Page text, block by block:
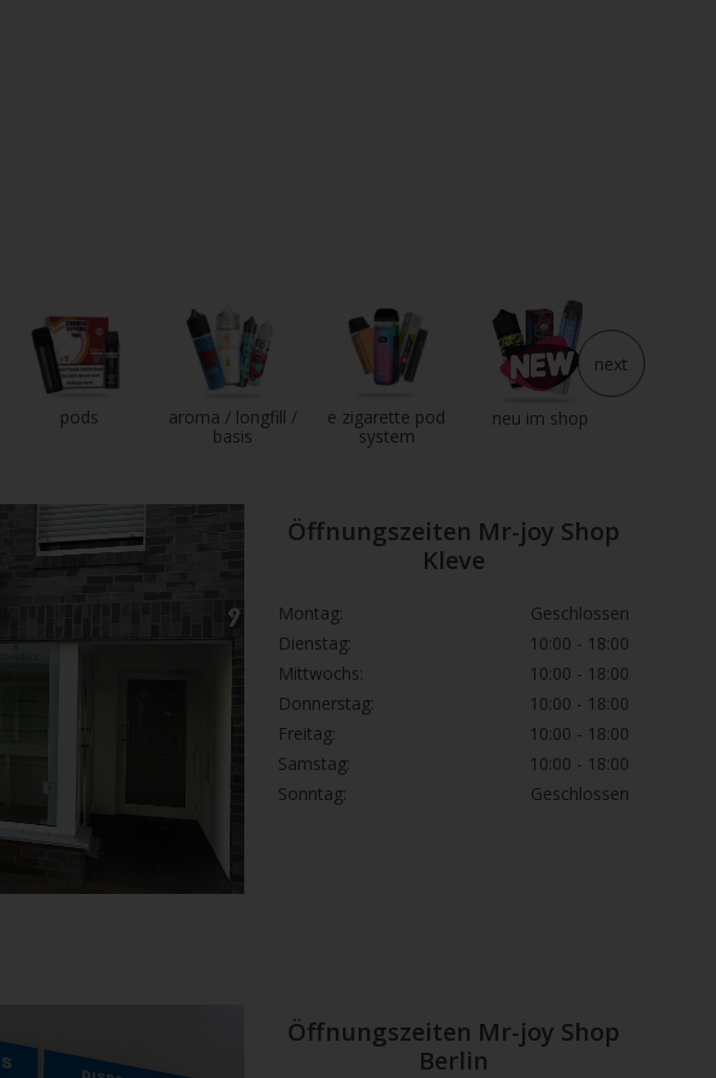
pods
aroma / longfill /
basis
e zigarette pod
system
neu im shop
next
Öffnungszeiten Mr-joy Shop
Kleve
Montag:
Geschlossen
Dienstag:
10:00 - 18:00
Mittwochs:
10:00 - 18:00
Donnerstag:
10:00 - 18:00
Freitag:
10:00 - 18:00
Samstag:
10:00 - 18:00
Sonntag:
Geschlossen
Öffnungszeiten Mr-joy Shop
Berlin